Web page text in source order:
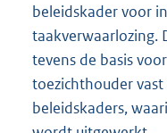
beleidskader voor
taakverwaarlozing.
tevens de basis
toezichthouder
beleidskaders,